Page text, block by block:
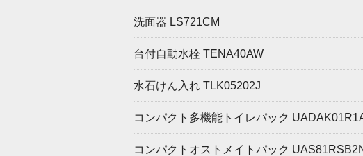
洗面器 LS721CM
台付自動水栓 TENA40AW
水石けん入れ TLK05202J
コンパクト多機能トイレパック
コンパクトオストメイトパック